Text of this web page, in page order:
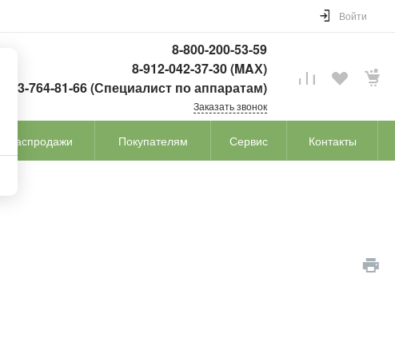
Войти
8-800-200-53-59
8-912-042-37-30 (MAХ)
8-963-764-81-66 (Специалист по аппаратам)
Заказать звонок
Распродажи Покупателям Сервис Контакты